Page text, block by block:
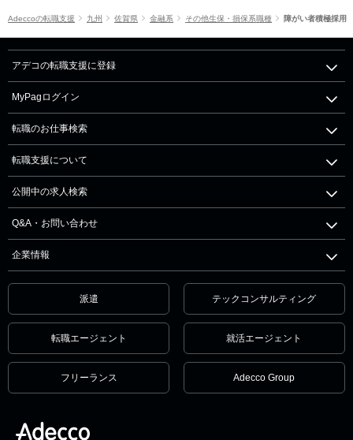
Adeccoの転職支援 九州 佐賀県 金融系 その他生保・損保系職種 障がい者積極採用
アデコの転職支援に登録
MyPagログイン
転職のお仕事検索
転職支援について
公開中の求人検索
Q&A・お問い合わせ
企業情報
派遣 テックコンサルティング
転職エージェント 就活エージェント
フリーランス Adecco Group